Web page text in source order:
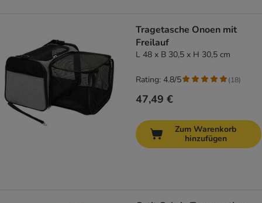
Tragetasche Onoen mit
Freilauf
L 48 x B 30,5 x H 30,5 cm
47,49 €
Rating: 4.8/5 (18)
Zum Warenkorb
hinzufügen